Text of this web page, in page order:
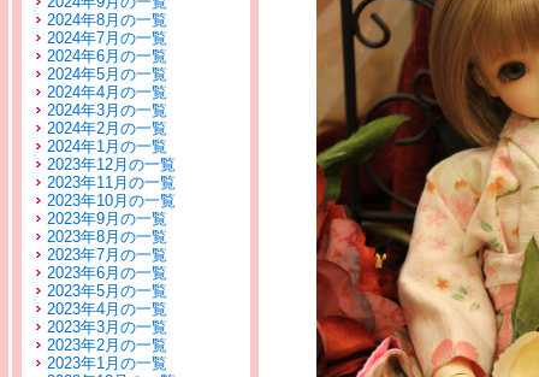
2024年8月の一覧
2024年7月の一覧
2024年6月の一覧
2024年5月の一覧
2024年4月の一覧
2024年3月の一覧
2024年2月の一覧
2024年1月の一覧
2023年12月の一覧
2023年11月の一覧
2023年10月の一覧
2023年9月の一覧
2023年8月の一覧
2023年7月の一覧
2023年6月の一覧
2023年5月の一覧
2023年4月の一覧
2023年3月の一覧
2023年2月の一覧
2023年1月の一覧